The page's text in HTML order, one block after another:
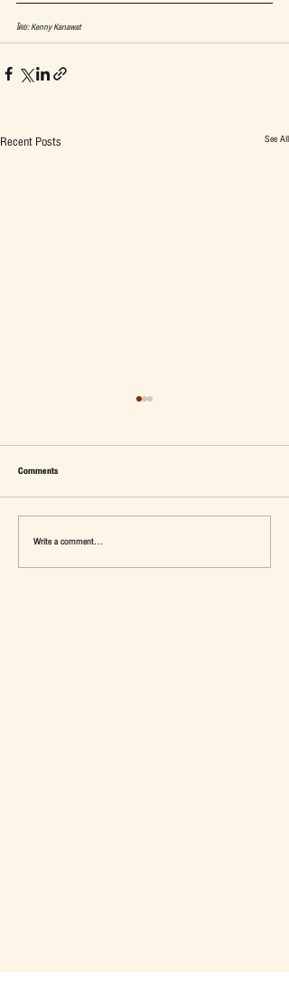
โดย: Kenny Kanawat
Recent Posts See All
เมื่อ Self-concept ถูกเติมเต็ม Fashion อาจ
จะไม่ใช่คำตอบ
Comments
Write a comment...